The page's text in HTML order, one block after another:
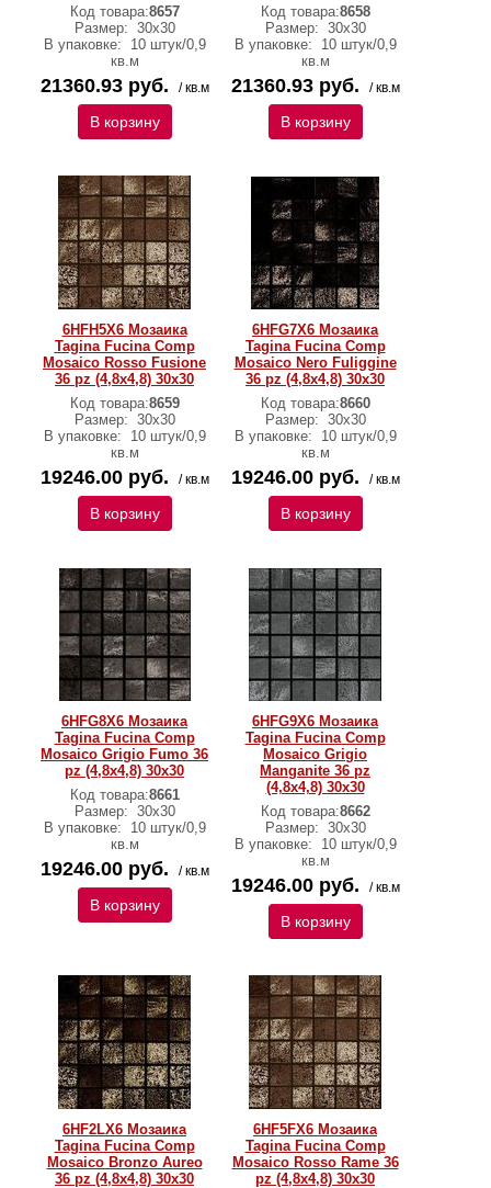
Код товара:8657
Размер: 30x30
В упаковке:
10 штук/0,9
кв.м
21360.93 руб. / кв.м
В корзину
Код товара:8658
Размер: 30x30
В упаковке:
10 штук/0,9
кв.м
21360.93 руб. / кв.м
В корзину
6HFH5X6 Мозаика
Tagina Fucina Comp
Mosaico Rosso Fusione
36 pz (4,8x4,8) 30x30
Код товара:8659
Размер: 30x30
В упаковке:
10 штук/0,9
кв.м
19246.00 руб. / кв.м
В корзину
6HFG7X6 Мозаика
Tagina Fucina Comp
Mosaico Nero Fuliggine
36 pz (4,8x4,8) 30x30
Код товара:8660
Размер: 30x30
В упаковке:
10 штук/0,9
кв.м
19246.00 руб. / кв.м
В корзину
6HFG8X6 Мозаика
Tagina Fucina Comp
Mosaico Grigio Fumo 36
pz (4,8x4,8) 30x30
Код товара:8661
Размер: 30x30
В упаковке:
10 штук/0,9
кв.м
19246.00 руб. / кв.м
В корзину
6HFG9X6 Мозаика
Tagina Fucina Comp
Mosaico Grigio
Manganite 36 pz
(4,8x4,8) 30x30
Код товара:8662
Размер: 30x30
В упаковке:
10 штук/0,9
кв.м
19246.00 руб. / кв.м
В корзину
6HF2LX6 Мозаика
Tagina Fucina Comp
Mosaico Bronzo Aureo
36 pz (4,8x4,8) 30x30
6HF5FX6 Мозаика
Tagina Fucina Comp
Mosaico Rosso Rame 36
pz (4,8x4,8) 30x30